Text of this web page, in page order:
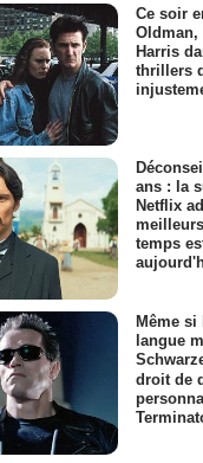
Ce soir
Oldman,
Harris
thrillers
ans : la
Netflix
temps
Même si
langue
droit de